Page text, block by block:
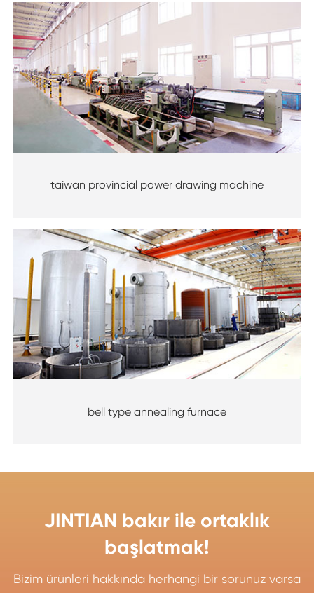
taiwan provincial power drawing machine
bell type annealing furnace
JINTIAN bakır ile ortaklık
başlatmak!
Bizim ürünleri hakkında herhangi bir sorunuz varsa